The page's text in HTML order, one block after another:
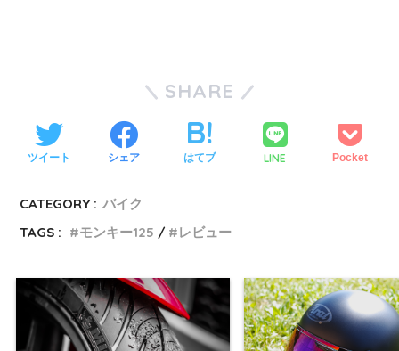
SHARE
ツイート シェア はてブ LINE Pocket
CATEGORY : バイク
TAGS :
モンキー125 レビュー